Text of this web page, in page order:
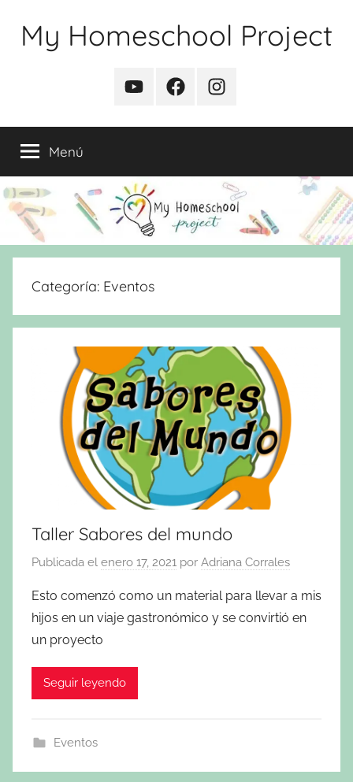
contenido
My Homeschool Project
YouTubeFacebookInstagram
Menú
Categoría: Eventos
Taller Sabores del mundo
Publicada el enero 17, 2021 por Adriana Corrales
Esto comenzó como un material para llevar a mis
hijos en un viaje gastronómico y se convirtió en
un proyecto
Seguir leyendo
Eventos